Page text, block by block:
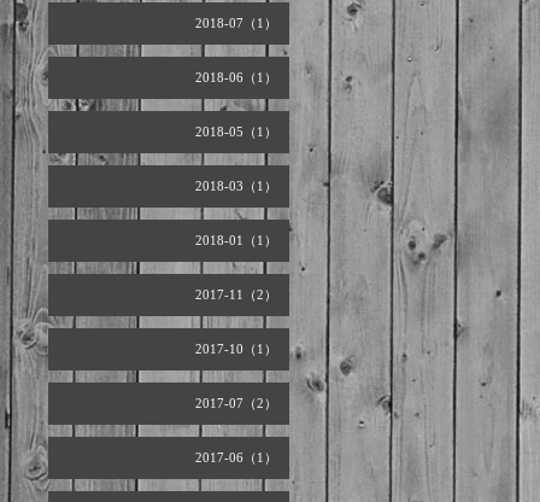
2018-07（1）
2018-06（1）
2018-05（1）
2018-03（1）
2018-01（1）
2017-11（2）
2017-10（1）
2017-07（2）
2017-06（1）